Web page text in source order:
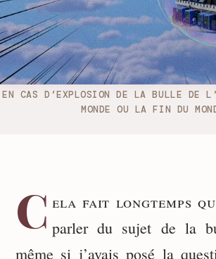
EN CAS D’EXPLOSION DE LA BULLE DE
MONDE OU LA FIN DU
C ela fait longtemps
parler du sujet de la
même si j’avais posé la